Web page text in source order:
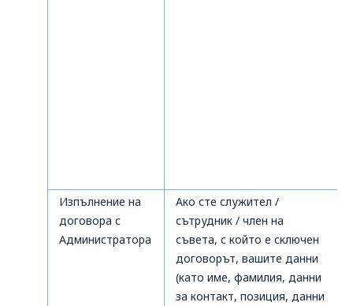
Изпълнение на
договора с
Администратора
Ако сте служител /
сътрудник / член на
съвета, с който е сключен
договорът, вашите данни
(като име, фамилия, данни
за контакт, позиция, данни